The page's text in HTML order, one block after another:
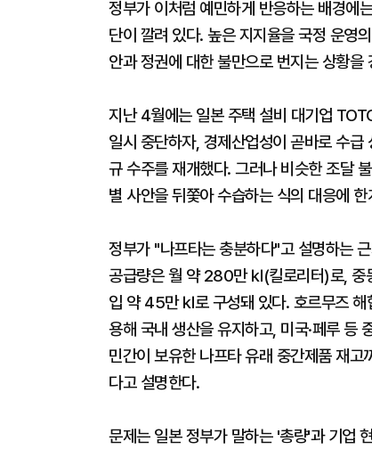
정부가 이처럼 예민하게 반응하는 배경에
단이 깔려 있다. 높은 지지율을 국정 운영
안과 정권에 대한 불만으로 번지는 상황을
지난 4월에는 일본 주택 설비 대기업
일시 중단하자, 경제산업성이 곧바로 수
규 수주를 재개했다. 그러나 비슷한 조달
별 사안을 뒤쫓아 수습하는 식의 대응에
정부가 "나프타는 충분하다"고 설명하는
공급량은 월 약 280만 ㎘(킬로리터)로, 중
입 약 45만 ㎘로 구성돼 있다. 호르무즈
용해 국내 생산을 유지하고, 미국·페루 등
민간이 보유한 나프타 유래 중간제품 재
다고 설명한다.
문제는 일본 정부가 말하는 '총량'과 기업